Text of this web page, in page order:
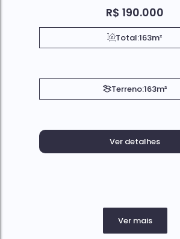
R$ 190.000
Total:163m²
Terreno:163m²
Ver detalhes